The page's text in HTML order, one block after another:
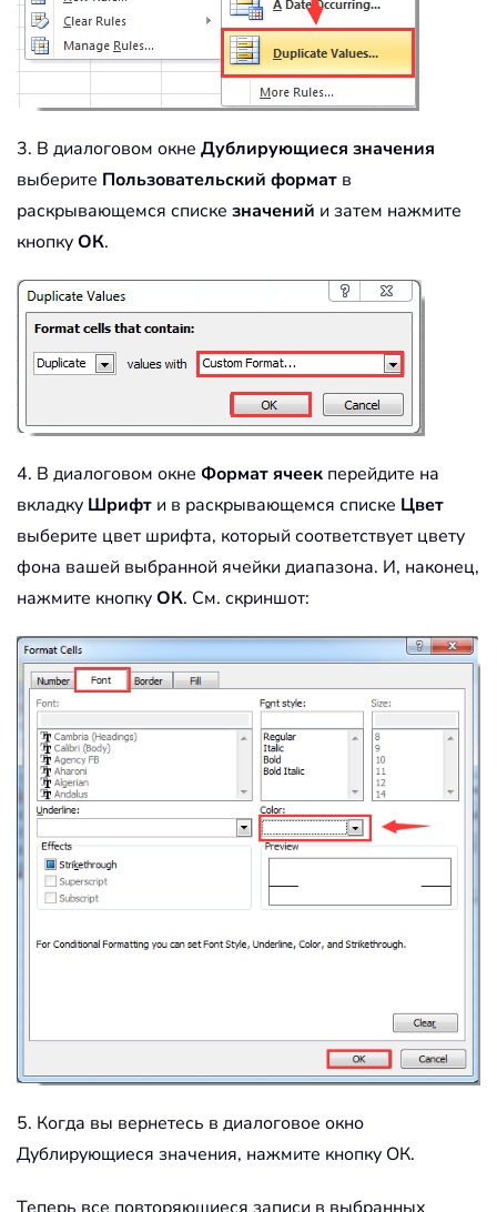
3. В диалоговом окне Дублирующиеся значения
выберите Пользовательский формат в
раскрывающемся списке значений и затем нажмите
кнопкуОК.
4. В диалоговом окне Формат ячеек перейдите на
вкладку Шрифт и в раскрывающемся списке Цвет
выберите цвет шрифта, который соответствует цвету
фона вашей выбранной ячейки диапазона. И, наконец,
нажмите кнопкуОК. См. скриншот:
5. Когда вы вернетесь в диалоговое окно
Дублирующиеся значения, нажмите кнопку ОК.